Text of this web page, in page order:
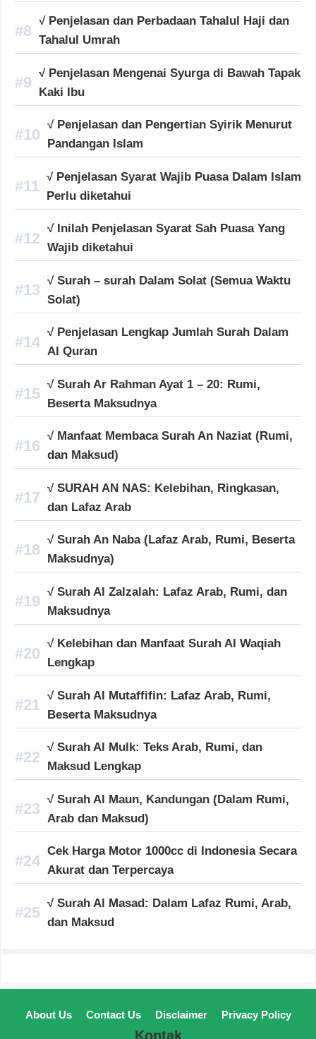
√ Penjelasan dan Perbadaan Tahalul Haji dan
Tahalul Umrah
√ Penjelasan Mengenai Syurga di Bawah Tapak
Kaki Ibu
√ Penjelasan dan Pengertian Syirik Menurut
Pandangan Islam
√ Penjelasan Syarat Wajib Puasa Dalam Islam
Perlu diketahui
√ Inilah Penjelasan Syarat Sah Puasa Yang
Wajib diketahui
√ Surah – surah Dalam Solat (Semua Waktu
Solat)
√ Penjelasan Lengkap Jumlah Surah Dalam
Al Quran
√ Surah Ar Rahman Ayat 1 – 20: Rumi,
Beserta Maksudnya
√ Manfaat Membaca Surah An Naziat (Rumi,
dan Maksud)
√ SURAH AN NAS: Kelebihan, Ringkasan,
dan Lafaz Arab
√ Surah An Naba (Lafaz Arab, Rumi, Beserta
Maksudnya)
√ Surah Al Zalzalah: Lafaz Arab, Rumi, dan
Maksudnya
√ Kelebihan dan Manfaat Surah Al Waqiah
Lengkap
√ Surah Al Mutaffifin: Lafaz Arab, Rumi,
Beserta Maksudnya
√ Surah Al Mulk: Teks Arab, Rumi, dan
Maksud Lengkap
√ Surah Al Maun, Kandungan (Dalam Rumi,
Arab dan Maksud)
Cek Harga Motor 1000cc di Indonesia Secara
Akurat dan Terpercaya
√ Surah Al Masad: Dalam Lafaz Rumi, Arab,
dan Maksud
About Us Contact Us Disclaimer Privacy Policy
Kontak